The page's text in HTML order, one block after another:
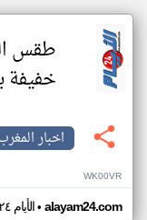
طقس
خفيفة
اخبار
WK00VR
الأيام ٢٤• alayam24.com